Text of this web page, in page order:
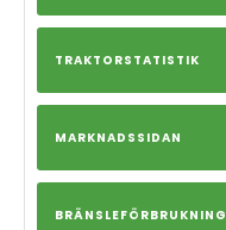
TRAKTORSTATISTIK
MARKNADSSIDAN
BRÄNSLEFÖRBRUKNING